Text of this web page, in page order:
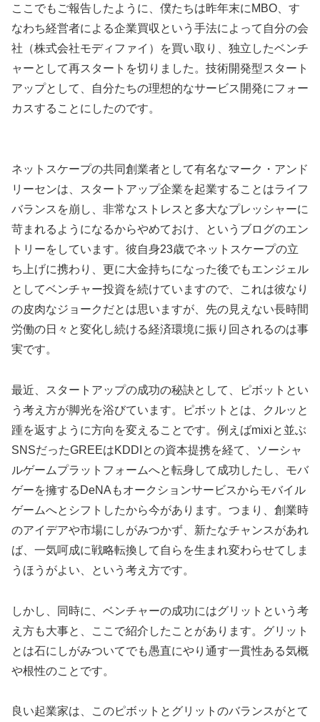
ここでもご報告したように、僕たちは昨年末にMBO、す
なわち経営者による企業買収という手法によって自分の会
社（株式会社モディファイ）を買い取り、独立したベンチ
ャーとして再スタートを切りました。技術開発型スタート
アップとして、自分たちの理想的なサービス開発にフォー
カスすることにしたのです。
ネットスケープの共同創業者として有名なマーク・アンド
リーセンは、スタートアップ企業を起業することはライフ
バランスを崩し、非常なストレスと多大なプレッシャーに
苛まれるようになるからやめておけ、というブログのエン
トリーをしています。彼自身23歳でネットスケープの立
ち上げに携わり、更に大金持ちになった後でもエンジェル
としてベンチャー投資を続けていますので、これは彼なり
の皮肉なジョークだとは思いますが、先の見えない長時間
労働の日々と変化し続ける経済環境に振り回されるのは事
実です。
最近、スタートアップの成功の秘訣として、ピボットとい
う考え方が脚光を浴びています。ピボットとは、クルッと
踵を返すように方向を変えることです。例えばmixiと並ぶ
SNSだったGREEはKDDIとの資本提携を経て、ソーシャ
ルゲームプラットフォームへと転身して成功したし、モバ
ゲーを擁するDeNAもオークションサービスからモバイル
ゲームへとシフトしたから今があります。つまり、創業時
のアイデアや市場にしがみつかず、新たなチャンスがあれ
ば、一気呵成に戦略転換して自らを生まれ変わらせてしま
うほうがよい、という考え方です。
しかし、同時に、ベンチャーの成功にはグリットという考
え方も大事と、ここで紹介したことがあります。グリット
とは石にしがみついてでも愚直にやり通す一貫性ある気概
や根性のことです。
良い起業家は、このピボットとグリットのバランスがとて